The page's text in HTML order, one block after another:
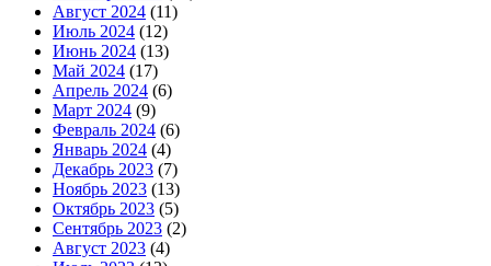
Август 2024 (11)
Июль 2024 (12)
Июнь 2024 (13)
Май 2024 (17)
Апрель 2024 (6)
Март 2024 (9)
Февраль 2024 (6)
Январь 2024 (4)
Декабрь 2023 (7)
Ноябрь 2023 (13)
Октябрь 2023 (5)
Сентябрь 2023 (2)
Август 2023 (4)